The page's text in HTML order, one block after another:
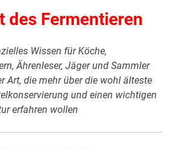
des Fermentieren
Wissen für Köche,
Ährenleser, Jäger und Sammler
Art, die mehr über die wohl älteste
und einen wichtigen
erfahren wollen